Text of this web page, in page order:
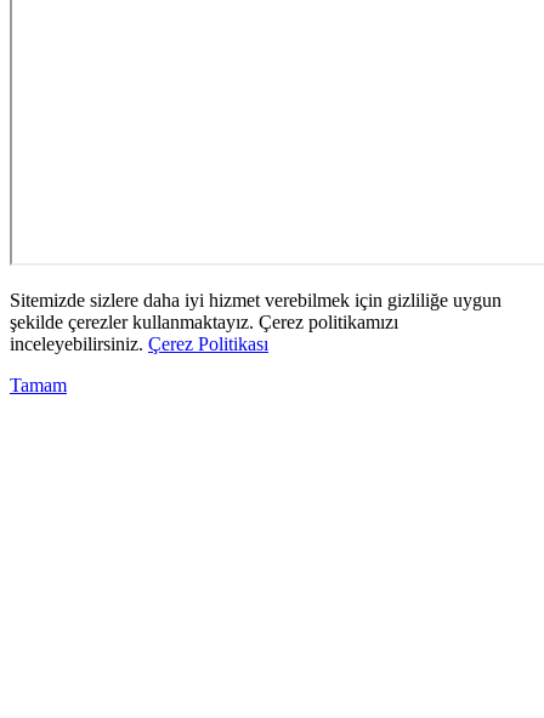
Sitemizde sizlere daha iyi hizmet verebilmek için gizliliğe uygun
şekilde çerezler kullanmaktayız. Çerez politikamızı
inceleyebilirsiniz. Çerez Politikası
Tamam